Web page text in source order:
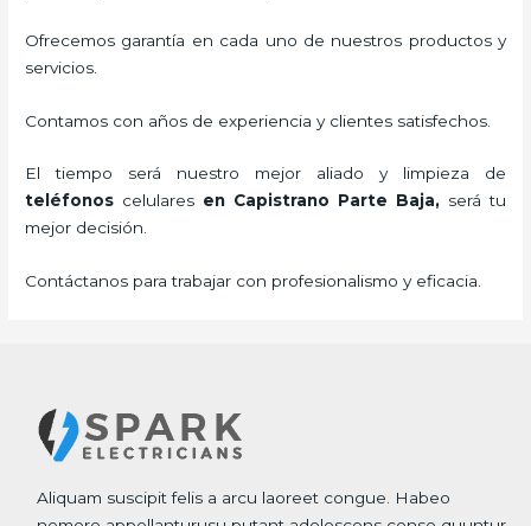
Ofrecemos garantía en cada uno de nuestros productos y
servicios.
Contamos con años de experiencia y clientes satisfechos.
El tiempo será nuestro mejor aliado y limpieza de
teléfonos celulares en Capistrano Parte Baja, será tu
mejor decisión.
Contáctanos para trabajar con profesionalismo y eficacia.
Aliquam suscipit felis a arcu laoreet congue. Habeo